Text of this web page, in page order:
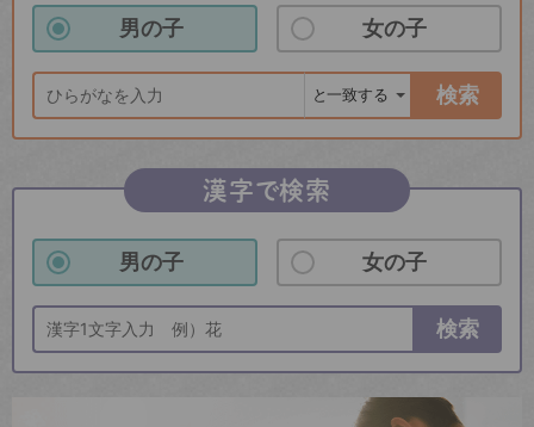
男の子 女の子
検索
漢字で検索
男の子 女の子
検索